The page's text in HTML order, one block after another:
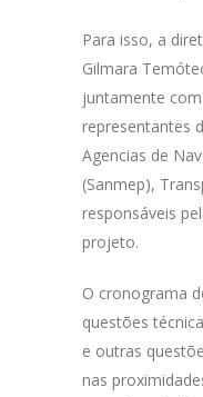
Para isso, a
Gilmara
juntamente
representantes
Agencias de
(Sanmep),
responsáveis
projeto.
O cronograma
questões
e outras
nas